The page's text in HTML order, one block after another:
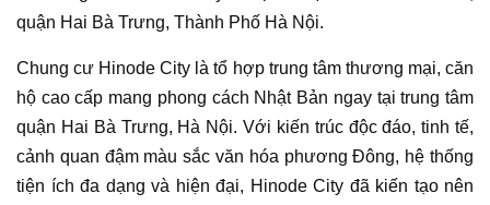
quận Hai Bà Trưng, Thành Phố Hà Nội.
Chung cư Hinode City là tổ hợp trung tâm thương mại, căn
hộ cao cấp mang phong cách Nhật Bản ngay tại trung tâm
quận Hai Bà Trưng, Hà Nội. Với kiến trúc độc đáo, tinh tế,
cảnh quan đậm màu sắc văn hóa phương Đông, hệ thống
tiện ích đa dạng và hiện đại, Hinode City đã kiến tạo nên